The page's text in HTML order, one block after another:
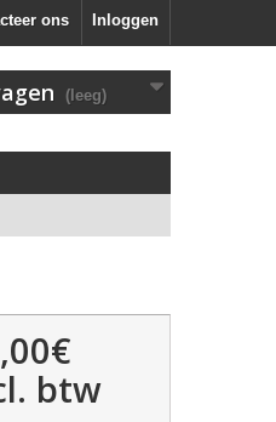
Inloggen
ons
(leeg)
btw